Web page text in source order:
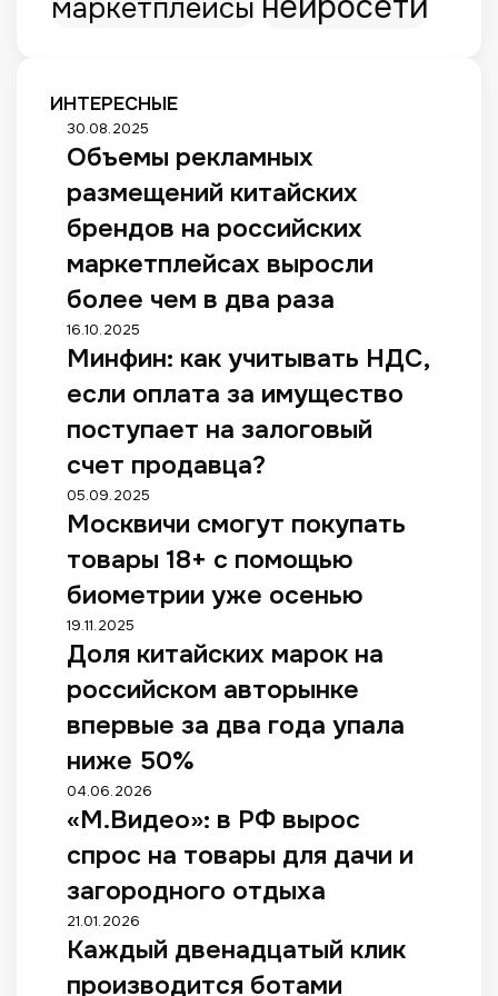
маркетплейсы
ИНТЕРЕСНЫЕ
О
б
е
м
р
е
л
а
м
н
ы
р
а
з
е
щ
е
н
и
й
и
т
а
с
к
х
б
р
н
30.08.2025
Объемы рекламных
размещений китайских
брендов на российских
маркетплейсах выросли
более чем в два раза
М
и
ф
и
:
к
а
у
ч
и
т
ы
а
т
Н
Д
С
е
с
л
и
о
п
16.10.2025
Минфин: как учитывать НДС,
если оплата за имущество
поступает на залоговый
счет продавца?
М
о
к
в
ч
и
с
м
о
г
у
т
п
к
у
п
а
т
ь
05.09.2025
Москвичи смогут покупать
товары 18+ с помощью
биометрии уже осенью
Д
о
л
я
к
т
а
к
и
х
м
а
19.11.2025
Доля китайских марок на
российском авторынке
впервые за два года упала
ниже 50%
«
М
В
и
е
о
»
04.06.2026
«М.Видео»: в РФ вырос
спрос на товары для дачи и
загородного отдыха
К
а
д
21.01.2026
Каждый двенадцатый клик
производится ботами